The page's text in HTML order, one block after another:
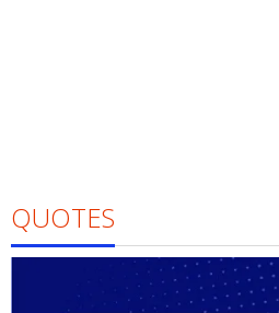
QUOTES